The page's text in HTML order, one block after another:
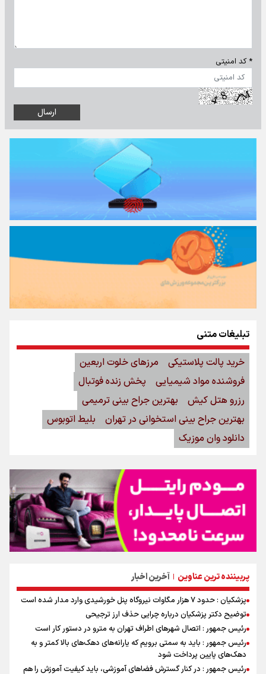
* کد امنیتی
پربیننده ترین عناوین | آخرین اخبار
پزشکیان : حدود ۷ هزار مگاوات نیروگاه پنل خورشیدی وارد مدار شده است
توضیح دکتر پزشکیان درباره چرایی حذف ارز ترجیحی
رئیس جمهور : اتصال شهرهای اطراف تهران به مترو در دستور کار است
رئیس جمهور : باید به سمتی برویم که یارانه‌های دهک‌های بالا کمتر و به
دهک‌های پایین پرداخت شود
رئیس جمهور : در کنار گسترش فضاهای آموزشی، باید کیفیت آموزش را هم
تبلیغات متنی
خرید پالت پلاستیکی
مرزهای خلوت اربعین
فروشنده مواد شیمیایی
پخش زنده فوتبال
رزرو هتل کیش
بهترین جراح بینی ترمیمی
بهترین جراح بینی استخوانی در تهران
بلیط اتوبوس
دانلود وان موزیک